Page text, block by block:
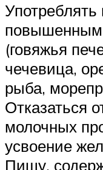
повышенным
(говяжья
чечевица,
рыба,
Отказаться
молочных
усвоение
Пищу,